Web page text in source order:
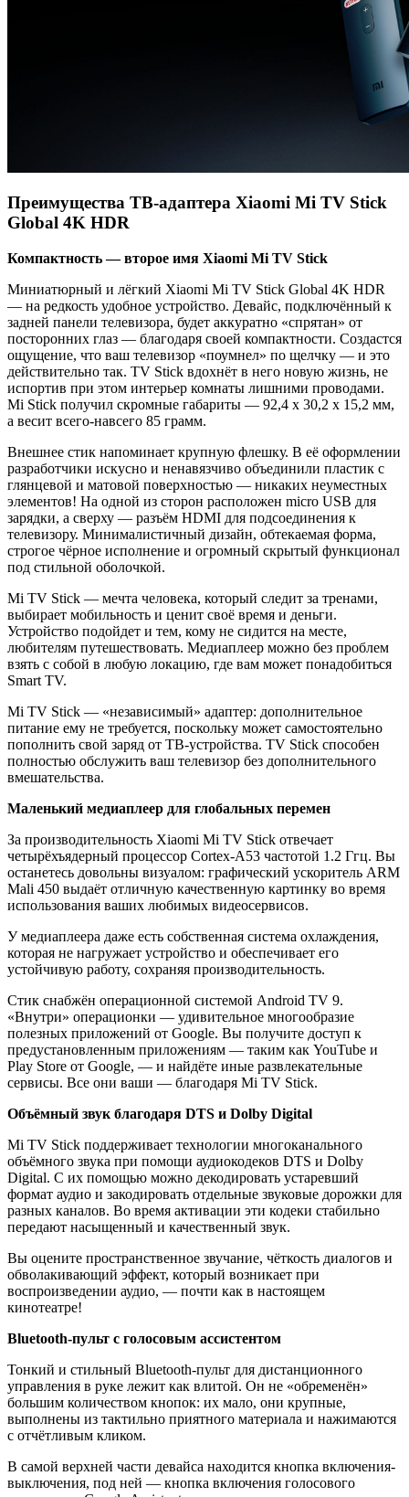
Преимущества ТВ-адаптера Xiaomi Mi TV Stick
Global 4K HDR
Компактность — второе имя Xiaomi Mi TV Stick
Миниатюрный и лёгкий Xiaomi Mi TV Stick Global 4K HDR
— на редкость удобное устройство. Девайс, подключённый к
задней панели телевизора, будет аккуратно «спрятан» от
посторонних глаз — благодаря своей компактности. Создастся
ощущение, что ваш телевизор «поумнел» по щелчку — и это
действительно так. TV Stick вдохнёт в него новую жизнь, не
испортив при этом интерьер комнаты лишними проводами.
Mi Stick получил скромные габариты — 92,4 x 30,2 x 15,2 мм,
а весит всего-навсего 85 грамм.
Внешнее стик напоминает крупную флешку. В её оформлении
разработчики искусно и ненавязчиво объединили пластик с
глянцевой и матовой поверхностью — никаких неуместных
элементов! На одной из сторон расположен micro USB для
зарядки, а сверху — разъём HDMI для подсоединения к
телевизору. Минималистичный дизайн, обтекаемая форма,
строгое чёрное исполнение и огромный скрытый функционал
под стильной оболочкой.
Mi TV Stick — мечта человека, который следит за тренами,
выбирает мобильность и ценит своё время и деньги.
Устройство подойдет и тем, кому не сидится на месте,
любителям путешествовать. Медиаплеер можно без проблем
взять с собой в любую локацию, где вам может понадобиться
Smart TV.
Mi TV Stick — «независимый» адаптер: дополнительное
питание ему не требуется, поскольку может самостоятельно
пополнить свой заряд от ТВ-устройства. TV Stick способен
полностью обслужить ваш телевизор без дополнительного
вмешательства.
Маленький медиаплеер для глобальных перемен
За производительность Xiaomi Mi TV Stick отвечает
четырёхъядерный процессор Cortex-A53 частотой 1.2 Ггц. Вы
останетесь довольны визуалом: графический ускоритель ARM
Mali 450 выдаёт отличную качественную картинку во время
использования ваших любимых видеосервисов.
У медиаплеера даже есть собственная система охлаждения,
которая не нагружает устройство и обеспечивает его
устойчивую работу, сохраняя производительность.
Стик снабжён операционной системой Android TV 9.
«Внутри» операционки — удивительное многообразие
полезных приложений от Google. Вы получите доступ к
предустановленным приложениям — таким как YouTube и
Play Store от Google, — и найдёте иные развлекательные
сервисы. Все они ваши — благодаря Mi TV Stick.
Объёмный звук благодаря DTS и Dolby Digital
Mi TV Stick поддерживает технологии многоканального
объёмного звука при помощи аудиокодеков DTS и Dolby
Digital. С их помощью можно декодировать устаревший
формат аудио и закодировать отдельные звуковые дорожки для
разных каналов. Во время активации эти кодеки стабильно
передают насыщенный и качественный звук.
Вы оцените пространственное звучание, чёткость диалогов и
обволакивающий эффект, который возникает при
воспроизведении аудио, — почти как в настоящем
кинотеатре!
Bluetooth-пульт с голосовым ассистентом
Тонкий и стильный Bluetooth-пульт для дистанционного
управления в руке лежит как влитой. Он не «обременён»
большим количеством кнопок: их мало, они крупные,
выполнены из тактильно приятного материала и нажимаются
с отчётливым кликом.
В самой верхней части девайса находится кнопка включения-
выключения, под ней — кнопка включения голосового